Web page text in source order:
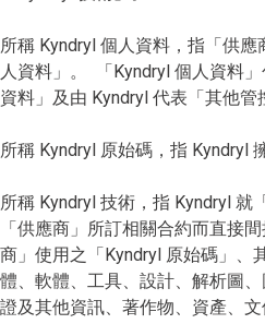
所稱 Kyndryl 個人資料，指「供
人資料」。 「Kyndryl 個人資料
資料」及由 Kyndryl 代表「其他管
所稱 Kyndryl 原始碼，指 Kyndryl
所稱 Kyndryl 技術，指 Kyndryl 就
「供應商」所訂相關合約而直接
商」使用之「Kyndryl 原始碼」、
體、軟體、工具、設計、解析圖
證及其他資訊、著作物、資產、